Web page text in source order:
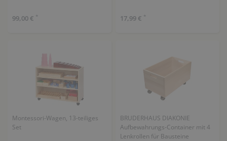
99,00 € * 17,99 € *
Montessori-Wagen, 13-teiliges
Set
BRUDERHAUS DIAKONIE
Aufbewahrungs-Container mit 4
Lenkrollen für Bausteine